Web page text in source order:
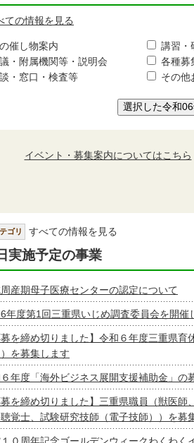
ての情報を見る
催し物案内 講習・
・附属機関等・説明会
各種募
・窓口・検査等
その他
選択した令和
イベント・募集案内についてはこちら
ゴリ すべての情報を見る
実施予定の事業
産期母子医療センターの認定について
年度第1回三重県いじめ調査委員会を開催
募を締め切りました】令和６年度三重県
を募集します
年度「海外ビジネス展開支援補助金」の
募を締め切りました】三重県職員（獣医師
覚士、試験研究技師（電子技師））を募
０周年記念ゴールデンウィークわくわく